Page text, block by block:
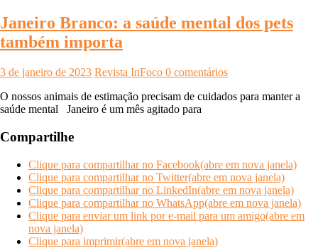
Janeiro Branco: a saúde mental dos pets
também importa
3 de janeiro de 2023 Revista InFoco 0 comentários
O nossos animais de estimação precisam de cuidados para manter a
saúde mental Janeiro é um mês agitado para
Compartilhe
Clique para compartilhar no Facebook(abre em nova janela)
Clique para compartilhar no Twitter(abre em nova janela)
Clique para compartilhar no LinkedIn(abre em nova janela)
Clique para compartilhar no WhatsApp(abre em nova janela)
Clique para enviar um link por e-mail para um amigo(abre em
nova janela)
Clique para imprimir(abre em nova janela)